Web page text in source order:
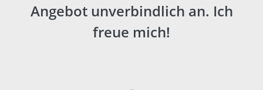
Angebot unverbindlich an. Ich
freue mich!